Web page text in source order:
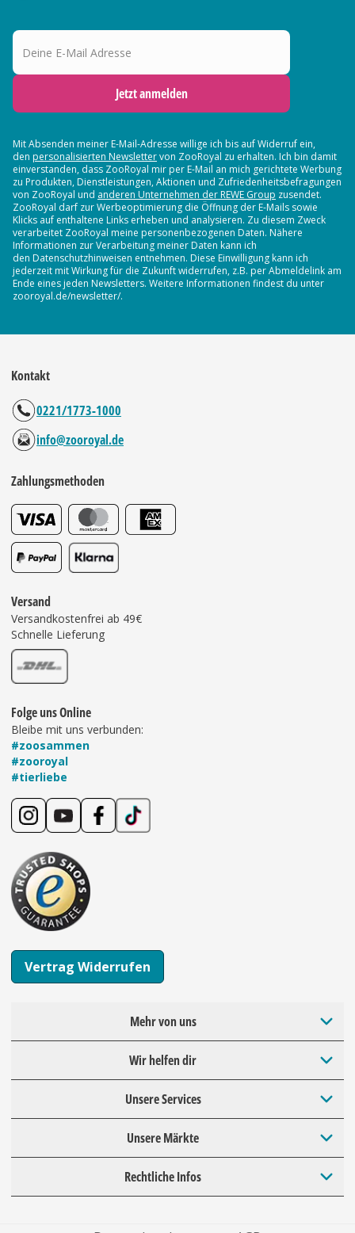
Deine E-Mail Adresse
Jetzt anmelden
Mit Absenden meiner E-Mail-Adresse willige ich bis auf Widerruf ein,
den personalisierten Newslettervon ZooRoyal zu erhalten. Ich bin damit
einverstanden, dass ZooRoyal mir per E-Mail an mich gerichtete Werbung
zu Produkten, Dienstleistungen, Aktionen und Zufriedenheitsbefragungen
von ZooRoyal und anderen Unternehmen der REWE Group zusendet.
ZooRoyal darf zur Werbeoptimierung die Öffnung der E-Mails sowie
Klicks auf enthaltene Links erheben und analysieren. Zu diesem Zweck
verarbeitet ZooRoyal meine personenbezogenen Daten. Nähere
Informationen zur Verarbeitung meiner Daten kann ich
den Datenschutzhinweisen entnehmen. Diese Einwilligung kann ich
jederzeit mit Wirkung für die Zukunft widerrufen, z.B. per Abmeldelink am
Ende eines jeden Newsletters. Weitere Informationen findest du unter
zooroyal.de/newsletter/.
Kontakt
0221/1773-1000
info@zooroyal.de
Zahlungsmethoden
Versand
Versandkostenfrei ab 49€
Schnelle Lieferung
Folge uns Online
Bleibe mit uns verbunden:
#zoosammen
#zooroyal
#tierliebe
Vertrag Widerrufen
Mehr von uns
Wir helfen dir
Unsere Services
Unsere Märkte
Rechtliche Infos